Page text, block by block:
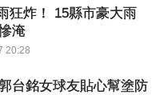
狂炸！ 15縣市豪大雨
淹
20:28
台銘女球友貼心幫塗防